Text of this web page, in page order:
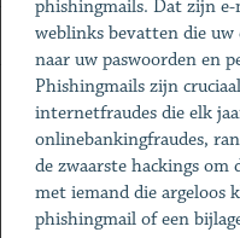
phishingmails. Dat zijn e-
weblinks bevatten die
naar uw paswoorden en
Phishingmails zijn
internetfraudes die elk
onlinebankingfraudes,
de zwaarste hackings om
met iemand die argeloos
phishingmail of een